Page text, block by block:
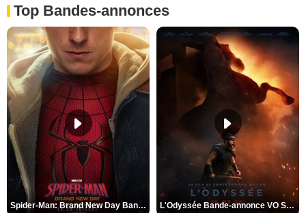
Top Bandes-annonces
Spider-Man: Brand New Day Bande-annonce VO STFR L'Odyssée Bande-annonce VO STFR